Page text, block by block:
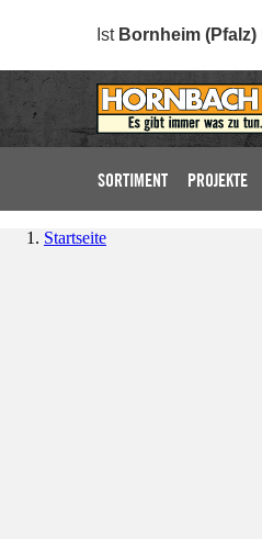
Ist Bornheim (Pfalz)
SORTIMENT PROJEKTE
Startseite